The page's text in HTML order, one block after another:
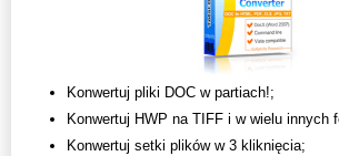
Konwertuj pliki DOC w partiach!;
Konwertuj HWP na TIFF i w wielu innych
Konwertuj setki plików w 3 kliknięcia;